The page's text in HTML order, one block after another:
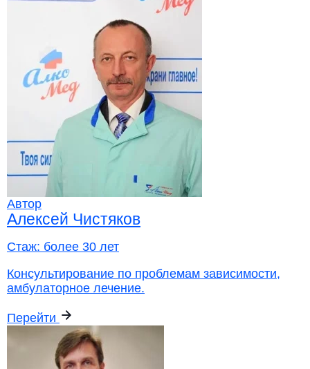
Автор
Алексей Чистяков
Стаж: более 30 лет
Консультирование по проблемам зависимости,
амбулаторное лечение.
Перейти